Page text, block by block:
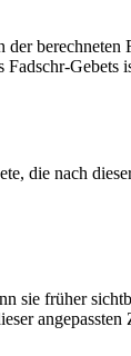
Gebets
die nach
früher
angepassten